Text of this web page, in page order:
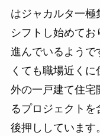
はジャカルタ一極
シフトし始めて
進んでいるようで
くても職場近く
外の一戸建て住
るプロジェクト
後押ししています。